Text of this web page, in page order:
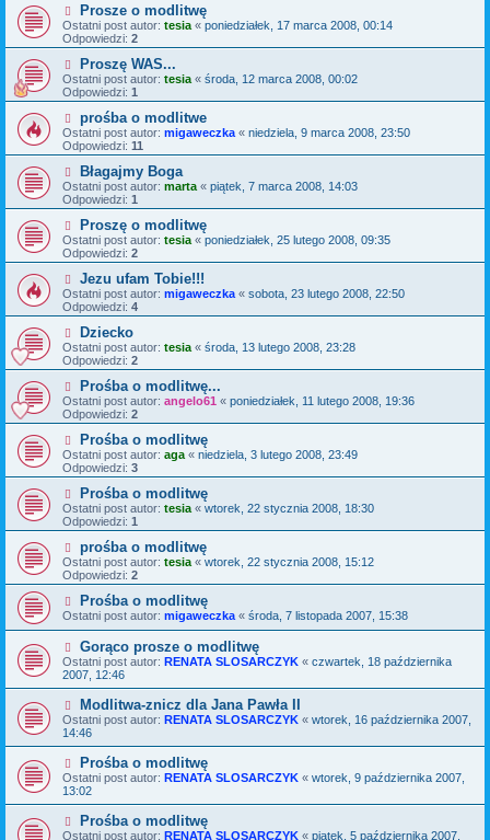
Prosze o modlitwę
Ostatni post autor: tesia « poniedziałek, 17 marca 2008, 00:14
Odpowiedzi: 2
Proszę WAS...
Ostatni post autor: tesia « środa, 12 marca 2008, 00:02
Odpowiedzi: 1
prośba o modlitwe
Ostatni post autor: migaweczka « niedziela, 9 marca 2008, 23:50
Odpowiedzi: 11
Błagajmy Boga
Ostatni post autor: marta « piątek, 7 marca 2008, 14:03
Odpowiedzi: 1
Proszę o modlitwę
Ostatni post autor: tesia « poniedziałek, 25 lutego 2008, 09:35
Odpowiedzi: 2
Jezu ufam Tobie!!!
Ostatni post autor: migaweczka « sobota, 23 lutego 2008, 22:50
Odpowiedzi: 4
Dziecko
Ostatni post autor: tesia « środa, 13 lutego 2008, 23:28
Odpowiedzi: 2
Prośba o modlitwę...
Ostatni post autor: angelo61 « poniedziałek, 11 lutego 2008, 19:36
Odpowiedzi: 2
Prośba o modlitwę
Ostatni post autor: aga « niedziela, 3 lutego 2008, 23:49
Odpowiedzi: 3
Prośba o modlitwę
Ostatni post autor: tesia « wtorek, 22 stycznia 2008, 18:30
Odpowiedzi: 1
prośba o modlitwę
Ostatni post autor: tesia « wtorek, 22 stycznia 2008, 15:12
Odpowiedzi: 2
Prośba o modlitwę
Ostatni post autor: migaweczka « środa, 7 listopada 2007, 15:38
Gorąco prosze o modlitwę
Ostatni post autor: RENATA SLOSARCZYK « czwartek, 18 października
2007, 12:46
Modlitwa-znicz dla Jana Pawła II
Ostatni post autor: RENATA SLOSARCZYK « wtorek, 16 października 2007,
14:46
Prośba o modlitwę
Ostatni post autor: RENATA SLOSARCZYK « wtorek, 9 października 2007,
13:02
Prośba o modlitwę
Ostatni post autor: RENATA SLOSARCZYK « piątek, 5 października 2007,